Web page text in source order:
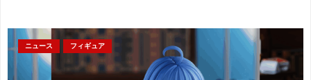
ニュース フィギュア